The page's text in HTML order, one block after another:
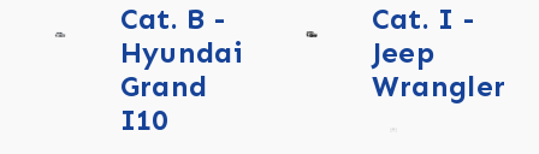
Cat. B -
Hyundai
Grand
I10
Cat. I -
Jeep
Wrangler